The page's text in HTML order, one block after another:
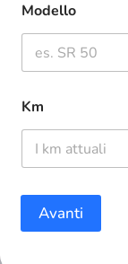
Modello
Km
Avanti